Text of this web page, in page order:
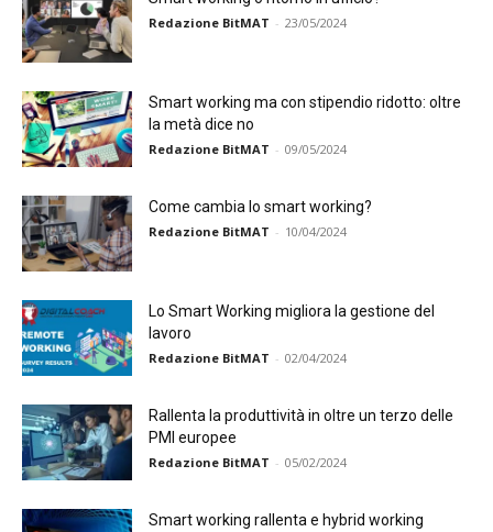
Redazione BitMAT - 23/05/2024
Smart working ma con stipendio ridotto: oltre
la metà dice no
Redazione BitMAT - 09/05/2024
Come cambia lo smart working?
Redazione BitMAT - 10/04/2024
Lo Smart Working migliora la gestione del
lavoro
Redazione BitMAT - 02/04/2024
Rallenta la produttività in oltre un terzo delle
PMI europee
Redazione BitMAT - 05/02/2024
Smart working rallenta e hybrid working